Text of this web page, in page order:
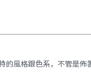
的風格跟色系，不管是佈